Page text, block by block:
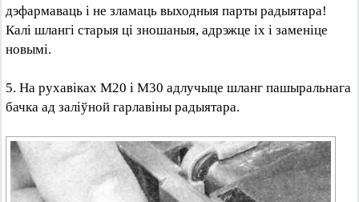
дэфармаваць і не зламаць выходныя парты радыятара!
Калі шлангі старыя ці зношаныя, адрэжце іх і заменіце
новымі.
5. На рухавіках М20 і М30 адлучыце шланг пашыральнага
бачка ад заліўной гарлавіны радыятара.